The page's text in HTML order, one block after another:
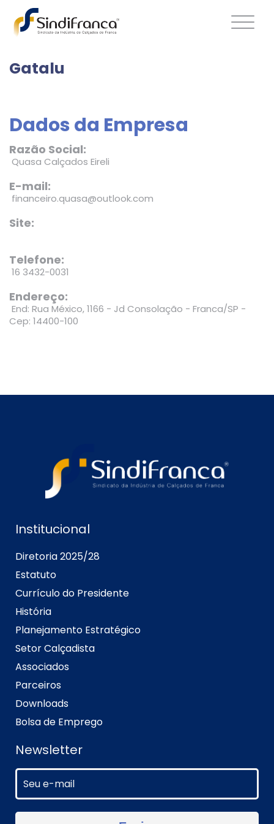
Gatalu
Dados da Empresa
Razão Social:
Quasa Calçados Eireli
E-mail:
financeiro.quasa@outlook.com
Site:
Telefone:
16 3432-0031
Endereço:
End: Rua México, 1166 - Jd Consolação - Franca/SP -
Cep: 14400-100
Institucional
Diretoria 2025/28
Estatuto
Currículo do Presidente
História
Planejamento Estratégico
Setor Calçadista
Associados
Parceiros
Downloads
Bolsa de Emprego
Newsletter